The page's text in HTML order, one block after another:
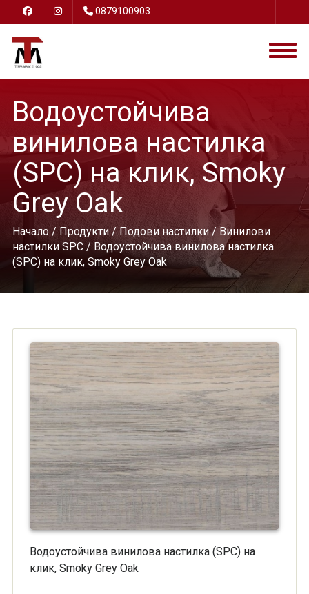
0879100903
Водоустойчива
винилова настилка
(SPC) на клик, Smoky
Grey Oak
Начало/ Продукти/ Подови настилки/ Винилови
настилки SPC/ Водоустойчива винилова настилка
(SPC) на клик, Smoky Grey Oak
Водоустойчива винилова настилка (SPC) на
клик, Smoky Grey Oak